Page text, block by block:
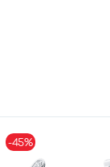
-45%